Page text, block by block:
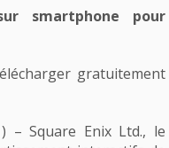
smartphone pour
gratuitement
– Square Enix Ltd., le